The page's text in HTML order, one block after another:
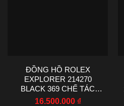
ĐỒNG HỒ ROLEX
EXPLORER 214270
BLACK 369 CHẾ TÁC
NHÀ MÁY VS 36MM
16.500.000 ₫